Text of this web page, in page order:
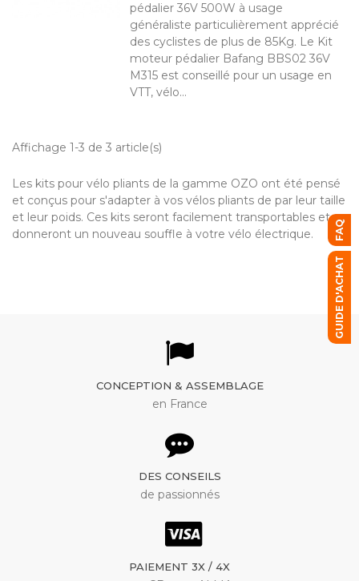
pédalier 36V 500W à usage
généraliste particulièrement apprécié
des cyclistes de plus de 85Kg. Le Kit
moteur pédalier Bafang BBS02 36V
M315 est conseillé pour un usage en
VTT, vélo...
Affichage 1-3 de 3 article(s)
Les kits pour vélo pliants de la gamme OZO ont été pensé
et conçus pour s'adapter à vos vélos pliants de par leur taille
et leur poids. Ces kits seront facilement transportables et
donneront un nouveau souffle à votre vélo électrique.
CONCEPTION & ASSEMBLAGE
en France
DES CONSEILS
de passionnés
PAIEMENT 3X / 4X
FAQ
GUIDE D'ACHAT